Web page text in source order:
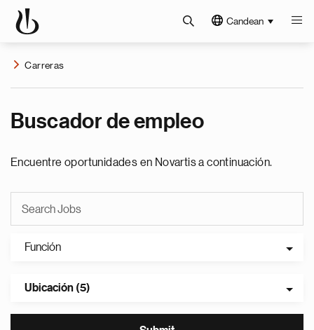
Candean
Carreras
Buscador de empleo
Encuentre oportunidades en Novartis a continuación.
Función
Ubicación (5)